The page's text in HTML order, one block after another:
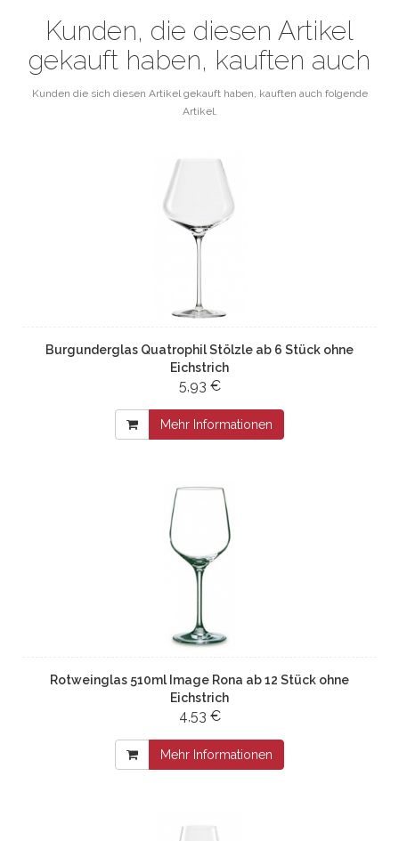
Kunden, die diesen Artikel
gekauft haben, kauften auch
Kunden die sich diesen Artikel gekauft haben, kauften auch folgende
Artikel.
Burgunderglas Quatrophil Stölzle ab 6 Stück ohne
Eichstrich
5,93 €
Mehr Informationen
Rotweinglas 510ml Image Rona ab 12 Stück ohne
Eichstrich
4,53 €
Mehr Informationen